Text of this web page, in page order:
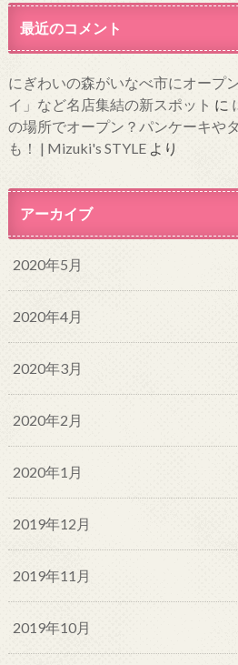
最近のコメント
にぎわいの森がいなべ市にオープ
イ」など名店集結の新スポット に
の場所でオープン？パンケーキや
も！ | Mizuki's STYLEより
アーカイブ
2020年5月
2020年4月
2020年3月
2020年2月
2020年1月
2019年12月
2019年11月
2019年10月